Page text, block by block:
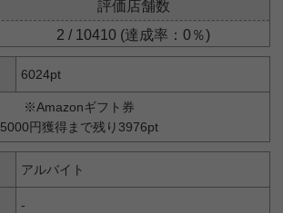
評価店舗数
2 / 10410 (達成率：0％)
6024pt
※Amazonギフト券
5000円獲得まで残り3976pt
アルバイト
-